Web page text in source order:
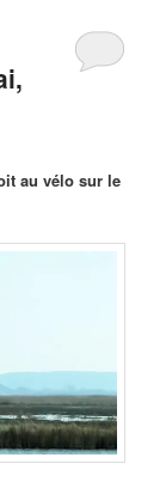
au vélo sur le